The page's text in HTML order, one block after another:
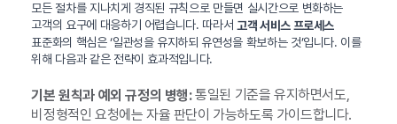
모든 절차를 지나치게 경직된 규칙으로 만들면 실시간으로 변화하는
고객의 요구에 대응하기 어렵습니다. 따라서 고객 서비스 프로세스
표준화의 핵심은 ‘일관성을 유지하되 유연성을 확보하는 것’입니다. 이를
위해 다음과 같은 전략이 효과적입니다.
기본 원칙과 예외 규정의 병행:통일된 기준을 유지하면서도,
비정형적인 요청에는 자율 판단이 가능하도록 가이드합니다.